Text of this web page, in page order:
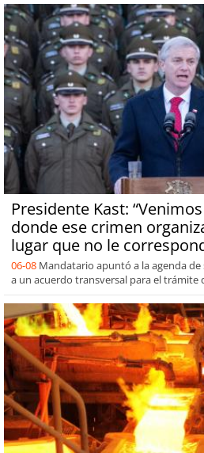
Presidente Kast:
donde ese crimen
lugar que no le
06-08 Mandatario apuntó a la agenda
a un acuerdo transversal para el trámite